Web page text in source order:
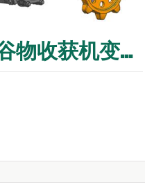
R130N履带式谷物收获机变速箱